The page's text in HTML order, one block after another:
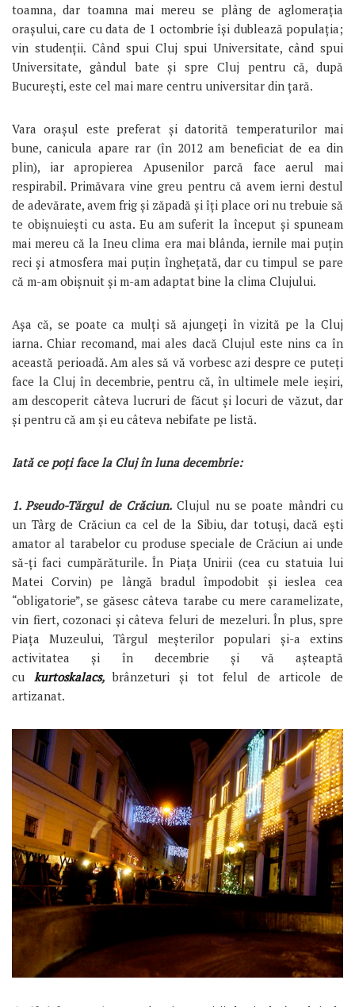
toamna, dar toamna mai mereu se plâng de aglomerația
orașului, care cu data de 1 octombrie își dublează populația;
vin studenții. Când spui Cluj spui Universitate, când spui
Universitate, gândul bate și spre Cluj pentru că, după
București, este cel mai mare centru universitar din țară.
Vara orașul este preferat și datorită temperaturilor mai
bune, canicula apare rar (în 2012 am beneficiat de ea din
plin), iar apropierea Apusenilor parcă face aerul mai
respirabil. Primăvara vine greu pentru că avem ierni destul
de adevărate, avem frig și zăpadă și îți place ori nu trebuie să
te obișnuiești cu asta. Eu am suferit la început și spuneam
mai mereu că la Ineu clima era mai blânda, iernile mai puțin
reci și atmosfera mai puțin înghețată, dar cu timpul se pare
că m-am obișnuit și m-am adaptat bine la clima Clujului.
Așa că, se poate ca mulți să ajungeți în vizită pe la Cluj
iarna. Chiar recomand, mai ales dacă Clujul este nins ca în
această perioadă. Am ales să vă vorbesc azi despre ce puteți
face la Cluj în decembrie, pentru că, în ultimele mele ieșiri,
am descoperit câteva lucruri de făcut și locuri de văzut, dar
și pentru că am și eu câteva nebifate pe listă.
Iată ce poți face la Cluj în luna decembrie:
1. Pseudo-Tărgul de Crăciun. Clujul nu se poate mândri cu
un Târg de Crăciun ca cel de la Sibiu, dar totuși, dacă ești
amator al tarabelor cu produse speciale de Crăciun ai unde
să-ți faci cumpărăturile. În Piața Unirii (cea cu statuia lui
Matei Corvin) pe lângă bradul împodobit și ieslea cea
“obligatorie”, se găsesc câteva tarabe cu mere caramelizate,
vin fiert, cozonaci și câteva feluri de mezeluri. În plus, spre
Piața Muzeului, Târgul meșterilor populari și-a extins
activitatea și în decembrie și vă așteaptă
cu kurtoskalacs,brânzeturi și tot felul de articole de
artizanat.